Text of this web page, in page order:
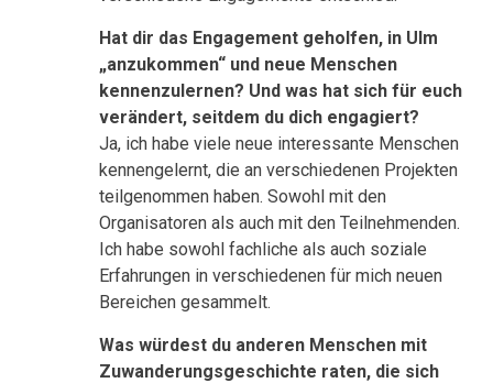
Hat dir das Engagement geholfen, in Ulm
„anzukommen“ und neue Menschen
kennenzulernen? Und was hat sich für euch
verändert, seitdem du dich engagiert?
Ja, ich habe viele neue interessante Menschen
kennengelernt, die an verschiedenen Projekten
teilgenommen haben. Sowohl mit den
Organisatoren als auch mit den Teilnehmenden.
Ich habe sowohl fachliche als auch soziale
Erfahrungen in verschiedenen für mich neuen
Bereichen gesammelt.
Was würdest du anderen Menschen mit
Zuwanderungsgeschichte raten, die sich